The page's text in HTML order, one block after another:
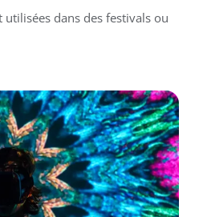
dans des festivals ou